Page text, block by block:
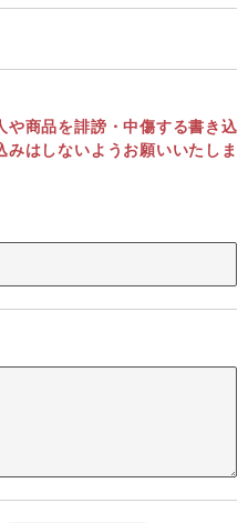
や商品を誹謗・中傷する書き込
はしないようお願いいたしま